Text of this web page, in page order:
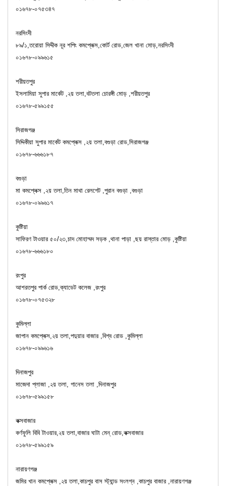
০১৬৭৮-০৭৫৩৪৭
নরসিংদী
৮৯/১,তরোয়া সিদ্দীক নূর শপিং কমপ্লেক্স,কোর্ট রোড,জেল খানা মোড়,নরসিংদী
০১৬৭৮-০৯৯৬১৫
শরীয়তপুর
ইসলামিয়া সুপার মার্কেট ,২য় তলা,বটতলা চোরঙ্গী মোড় ,শরীয়তপুর
০১৬৭৮-৫৯৯১৫৫
সিরাজগঞ্জ
সিদ্দিকীয়া সুপার মার্কেট কমপ্লেক্স ,২য় তলা,বগুড়া রোড,সিরাজগঞ্জ
০১৬৭৮-৬৬৬১৮৭
বগুড়া
মা কমপ্লেক্স ,২য় তলা,তিন মাথা রেলগেট ,পুরান বগুড়া ,বগুড়া
০১৬৭৮-০৯৯৬১৭
কুষ্টিয়া
সাফিরণ টাওয়ার ৫০/২৩,চাদ মোহাম্মদ সড়ক ,থানা পাড়া ,ছয় রাস্তার মোড় ,কুষ্টিয়া
০১৬৭৮-৬৬৬১৮০
রংপুর
আশরতপুর পার্ক রোড,ক্যাডেট কলেজ ,রংপুর
০১৬৭৮-০৭৫৩২৮
কুমিল্লা
জাপান কমপ্লেক্স,২য় তলা,পদুয়ার বাজার ,বিশ্ব রোড ,কুমিল্লা
০১৬৭৮-০৯৯৬১৬
দিনাজপুর
মাজেদা প্লাজা ,২য় তলা, গানেস তলা ,দিনাজপুর
০১৬৭৮-৫৯৯১৫৮
কক্সবাজার
কর্ণফুলি বিবি টাওয়ার,২য় তলা,বাজার ঘাটা মেন্ রোড,কক্সবাজার
০১৬৭৮-৫৯৯১৫৯
নারায়ণগঞ্জ
জমির খান কমপ্লেক্স ,২য় তলা,কাচপুর বাস স্ট্যান্ড সংলগ্ন ,কাচপুর বাজার ,নারায়ণগঞ্জ